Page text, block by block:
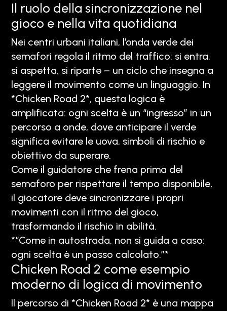
Il ruolo della sincronizzazione nel
gioco e nella vita quotidiana
Nei centri urbani italiani, l’onda verde dei
semafori regola il ritmo del traffico: si entra,
si aspetta, si riparte – un ciclo che insegna a
leggere il movimento come un linguaggio. In
*Chicken Road 2*, questa logica è
amplificata: ogni scelta è un “ingresso” in un
percorso a onde, dove anticipare il verde
significa evitare le uova, simboli di rischio e
obiettivo da superare.
Come il guidatore che frena prima del
semaforo per rispettare il tempo disponibile,
il giocatore deve sincronizzare i propri
movimenti con il ritmo del gioco,
trasformando il rischio in abilità.
*“Come in autostrada, non si guida a caso:
ogni scelta è un passo calcolato.”*
Chicken Road 2 come esempio
moderno di logica di movimento
Il percorso di *Chicken Road 2* è una mappa